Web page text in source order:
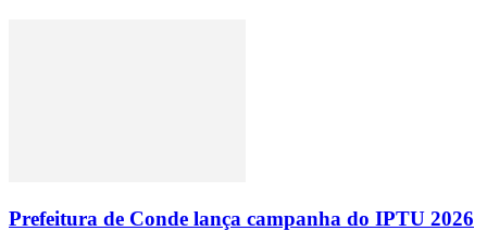
Prefeitura de Conde lança campanha do IPTU 2026